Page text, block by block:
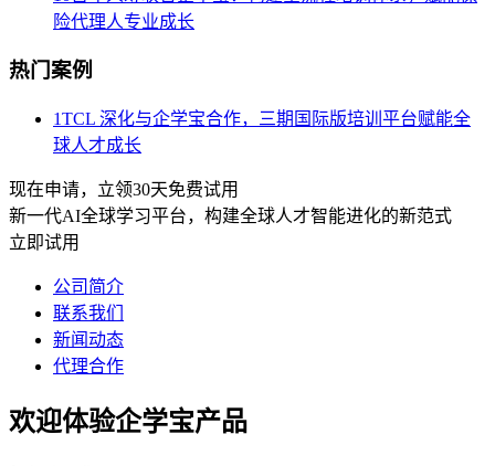
险代理人专业成长
热门案例
1TCL 深化与企学宝合作，三期国际版培训平台赋能全
球人才成长
现在申请，立领30天免费试用
新一代AI全球学习平台，构建全球人才智能进化的新范式
立即试用
公司简介
联系我们
新闻动态
代理合作
欢迎体验企学宝产品